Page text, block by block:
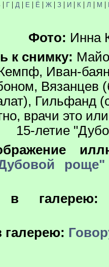
| Г| Д | Е | Ё | Ж| З| И| К | Л | М |
Фото: Инна
к снимку:
Иван-
Вязанцев
Гильфанд
врачи это
15-летие
роще"
в
галерею: